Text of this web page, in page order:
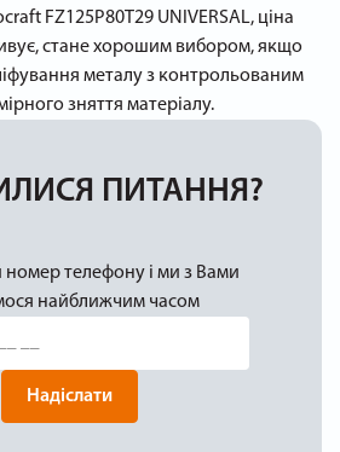
FZ125P80T29 UNIVERSAL, ціна
стане хорошим вибором, якщо
металу з контрольованим
зняття матеріалу.
ПИТАННЯ?
номер телефону і ми з Вами
найближчим часом
Надіслати